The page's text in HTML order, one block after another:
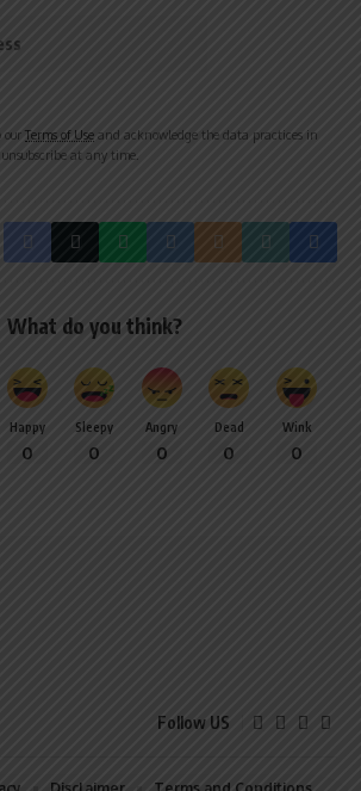
our Terms of Use and acknowledge the data practices in
unsubscribe at any time.
What do you think?
Happy
0
Sleepy
0
Angry
0
Dead
0
Wink
0
Follow US